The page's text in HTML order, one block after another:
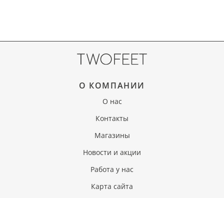
О КОМПАНИИ
О нас
Контакты
Магазины
Новости и акции
Работа у нас
Карта сайта